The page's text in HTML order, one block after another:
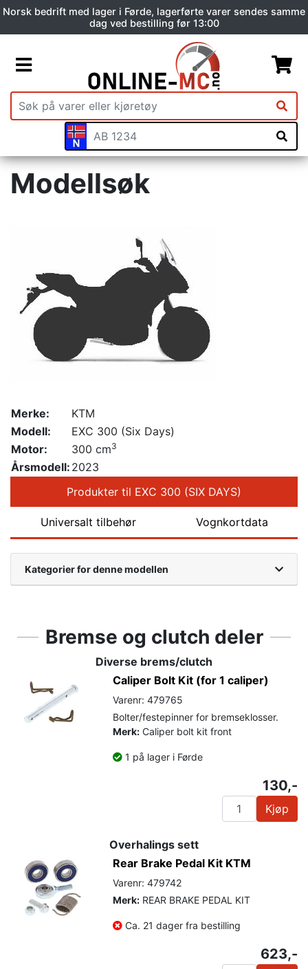
Norsk bedrift med lager i Førde, lagerførte varer sendes samme
dag ved bestilling før 13:00
Modellsøk
Merke:
KTM
Modell:
EXC 300 (Six Days)
Motor:
300 cm3
Årsmodell: 2023
Produkter til EXC 300 (SIX DAYS)
Universalt tilbehør Vognkortdata
Kategorier for denne modellen
Bremse og clutch deler
Diverse brems/clutch
Caliper Bolt Kit (for 1 caliper)
Varenr: 479765
Bolter/festepinner for bremseklosser.
Merk: Caliper bolt kit front
1 på lager i Førde
130,-
Kjøp
Overhalings sett
Rear Brake Pedal Kit KTM
Varenr: 479742
Merk: REAR BRAKE PEDAL KIT
Ca. 21 dager fra bestilling
623,-